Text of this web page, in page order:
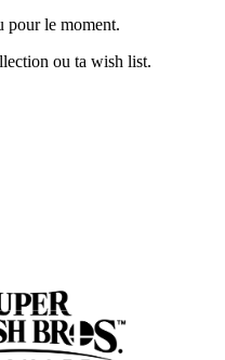
pour le moment.
ou ta wish list.